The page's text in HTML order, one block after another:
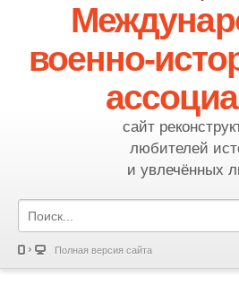
военно-
сайт
любителей
и увлечённых
Полная версия сайта